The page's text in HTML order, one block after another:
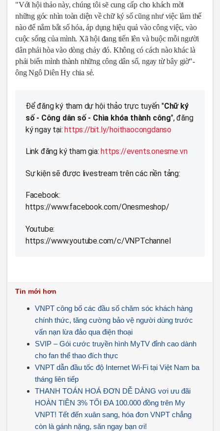
"Với hội thảo này, chúng tôi sẽ cung cấp cho khách mời
những góc nhìn toàn diện về chữ ký số cũng như việc làm thế
nào để nắm bắt số hóa, áp dụng hiệu quả vào công việc, vào
cuộc sống của mình. Xã hội đang tiến lên và buộc mỗi người
dân phải hòa vào dòng chảy đó. Không có cách nào khác là
phải biến mình thành những công dân số, ngay từ bây giờ"-
ông Ngô Diên Hy chia sẻ.
Để đăng ký tham dự hội thảo trực tuyến "Chữ ký
số - Công dân số - Chìa khóa thành công", đăng
ký ngay tại:https://bit.ly/hoithaocongdanso
Link đăng ký tham gia: https://events.onesme.vn
Sự kiện sẽ được livestream trên các nền tảng:
Facebook:
https://www.facebook.com/Onesmeshop/
Youtube:
https://www.youtube.com/c/VNPTchannel
Tin mới hơn
VNPT công bố các đầu số chăm sóc khách hàng
chính thức, tăng cường bảo vệ người dùng trước
vấn nạn lừa đảo qua điện thoại
SVIP – Gói cước truyền hình MyTV đỉnh cao dành
cho fan thể thao đích thực
VNPT dẫn đầu tốc độ Internet Wi-Fi tại Việt Nam ba
tháng liên tiếp
THANH TOÁN HOÁ ĐƠN DỄ DÀNG vơi ưu đãi
HOÀN TIỀN 3% TỐI ĐA 100.000 đồng trên My
VNPT! Tết đến xuân sang, hóa đơn VNPT chẳng
còn là gánh nặng, săn ngay bạn ơi!